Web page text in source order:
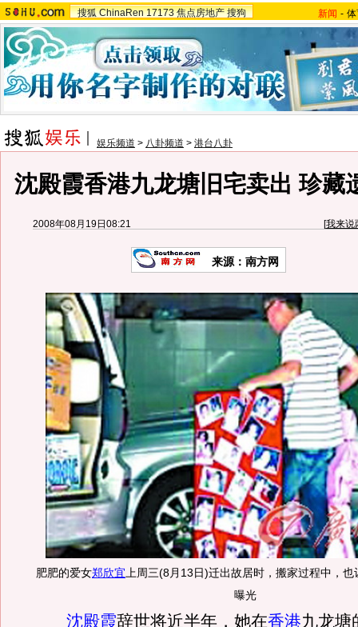
搜狐 ChinaRen 17173 焦点房地产 搜狗 新闻 -
娱乐频道 > 八卦频道 > 港台八卦
沈殿霞香港九龙塘旧宅卖出 珍藏
2008年08月19日08:21 [我来说
来源：南方网
肥肥的爱女郑欣宜 上周三(8月13日)迁出故居时，搬家过程中，
曝光
沈殿霞辞世将近半年，她在香港九龙塘